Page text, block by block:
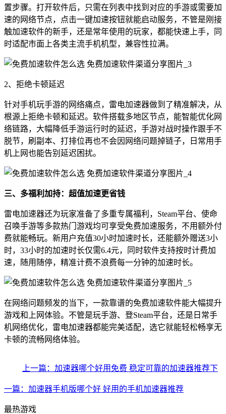
置步骤。打开软件后，只需在列表中找到对应的手游或需要加
速的网络节点，点击一键加速按钮就能启动服务，不管是刚接
触加速软件的新手，还是常年使用的玩家，都能快速上手，同
时适配市面上各类主流手机机型，兼容性拉满。
2、拒绝卡顿延迟
针对手机玩手游的网络痛点，雷电加速器做到了精准解决，从
根源上拒绝卡顿和延迟。软件搭载多地区节点，能智能优化网
络链路，大幅降低手游运行时的延迟，手游对战时操作跟手不
脱节，刷副本、打排位再也不会因网络问题掉链子，日常用手
机上网也能告别延迟困扰。
三、多福利加持：超值加速更省钱
雷电加速器还为玩家准备了多重专属福利，Steam平台、使命
召唤手游等多款热门游戏均可享受免费加速服务，不用额外付
费就能畅玩。新用户充值30小时加速时长，还能额外赠送3小
时，33小时的加速时长仅需6.4元，同时软件支持按时计费加
速，随用随停，精准计费不浪费每一分钟的加速时长。
在网络问题频发的当下，一款靠谱的免费加速软件能大幅提升
游戏和上网体验。不管是玩手游、登Steam平台，还是日常手
机网络优化，雷电加速器都能完美适配，选它就能轻松畅享无
卡顿的流畅网络体验。
上一篇：加速器哪个好用免费 稳定可靠的加速器推荐下
一篇：加速器手机版哪个好 好用的手机加速器推荐
最热游戏